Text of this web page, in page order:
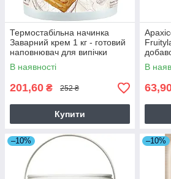
Термостабільна начинка
Заварний крем 1 кг - готовий
наповнювач для випічки
В наявності
201,60 ₴ 252 ₴
Купити
В
–10% –10%